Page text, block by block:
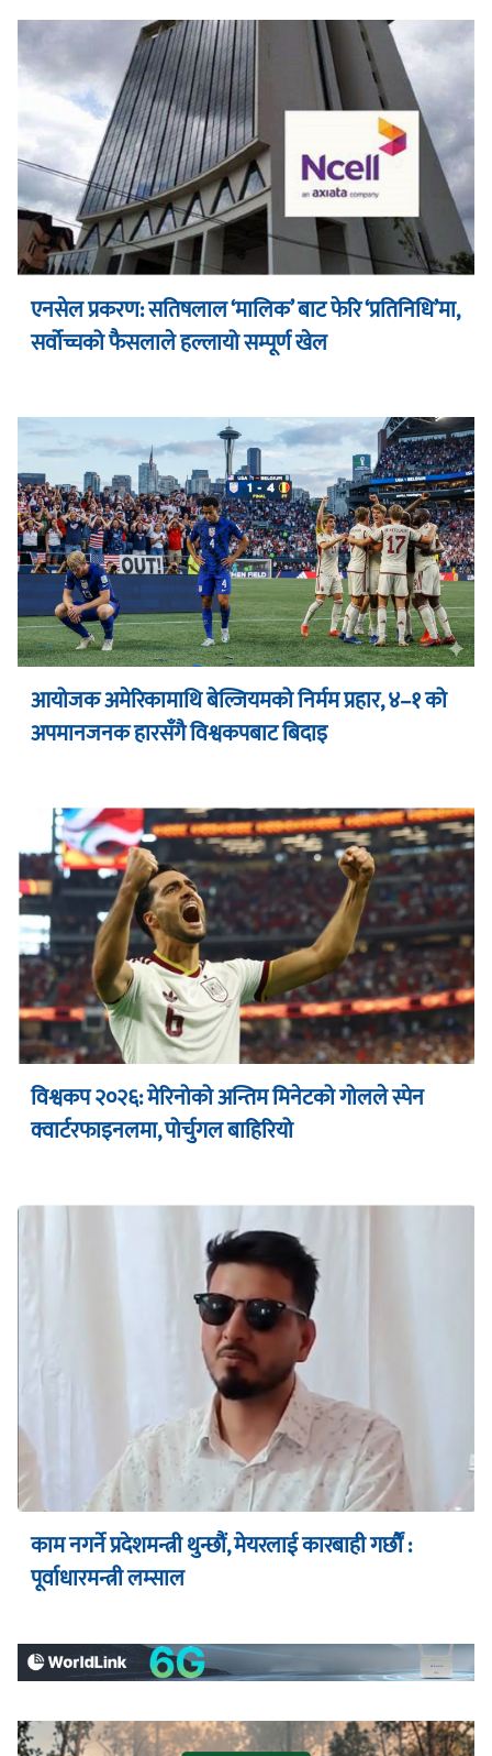
एनसेल प्रकरण: सतिषलाल ‘मालिक’ बाट फेरि ‘प्रतिनिधि’मा,
सर्वोच्चको फैसलाले हल्लायो सम्पूर्ण खेल
आयोजक अमेरिकामाथि बेल्जियमको निर्मम प्रहार, ४–१ को
अपमानजनक हारसँगै विश्वकपबाट बिदाइ
विश्वकप २०२६: मेरिनोको अन्तिम मिनेटको गोलले स्पेन
क्वार्टरफाइनलमा, पोर्चुगल बाहिरियो
काम नगर्ने प्रदेशमन्त्री थुन्छौं, मेयरलाई कारबाही गर्छौं :
पूर्वाधारमन्त्री लम्साल